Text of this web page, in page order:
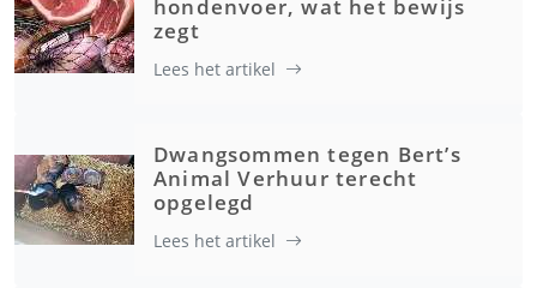
hondenvoer, wat het bewijs
zegt
Lees het artikel
Dwangsommen tegen Bert’s
Animal Verhuur terecht
opgelegd
Lees het artikel